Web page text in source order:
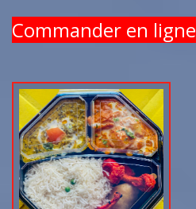
Commander en ligne